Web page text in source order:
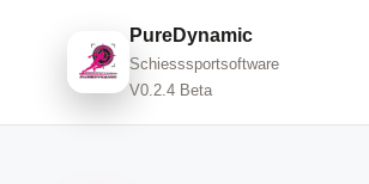
PureDynamic
Schiesssportsoftware
V0.2.4 Beta